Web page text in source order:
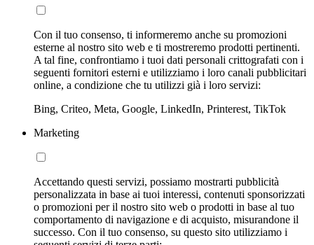
Con il tuo consenso, ti informeremo anche su promozioni
esterne al nostro sito web e ti mostreremo prodotti pertinenti.
A tal fine, confrontiamo i tuoi dati personali crittografati con i
seguenti fornitori esterni e utilizziamo i loro canali pubblicitari
online, a condizione che tu utilizzi già i loro servizi:
Bing, Criteo, Meta, Google, LinkedIn, Printerest, TikTok
Marketing
Accettando questi servizi, possiamo mostrarti pubblicità
personalizzata in base ai tuoi interessi, contenuti sponsorizzati
o promozioni per il nostro sito web o prodotti in base al tuo
comportamento di navigazione e di acquisto, misurandone il
successo. Con il tuo consenso, su questo sito utilizziamo i